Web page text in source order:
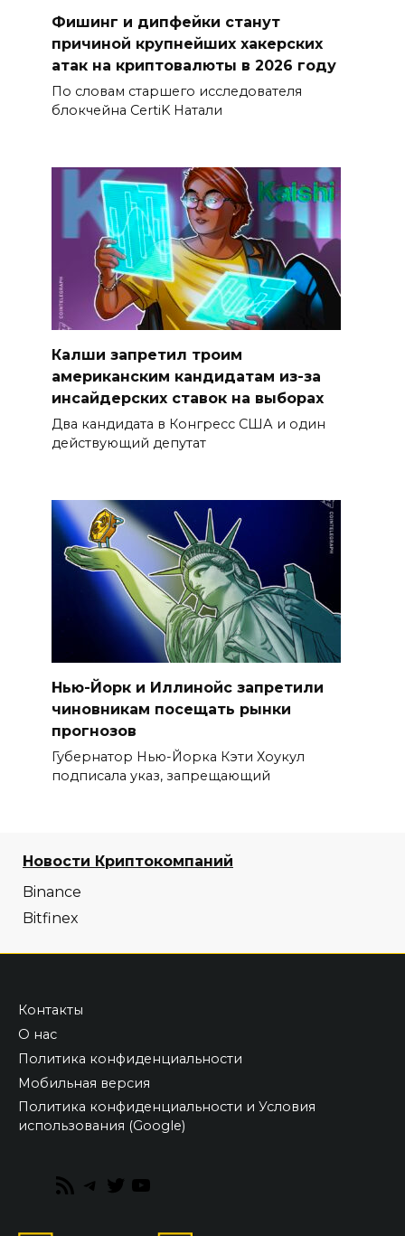
Фишинг и дипфейки станут
причиной крупнейших хакерских
атак на криптовалюты в 2026 году
По словам старшего исследователя
блокчейна CertiK Натали
Калши запретил троим
американским кандидатам из-за
инсайдерских ставок на выборах
Два кандидата в Конгресс США и один
действующий депутат
Нью-Йорк и Иллинойс запретили
чиновникам посещать рынки
прогнозов
Губернатор Нью-Йорка Кэти Хоукул
подписала указ, запрещающий
Новости Криптокомпаний
Binance
Bitfinex
Контакты
О нас
Политика конфиденциальности
Мобильная версия
Политика конфиденциальности и Условия
использования (Google)
RSS
Telegram
Twitter